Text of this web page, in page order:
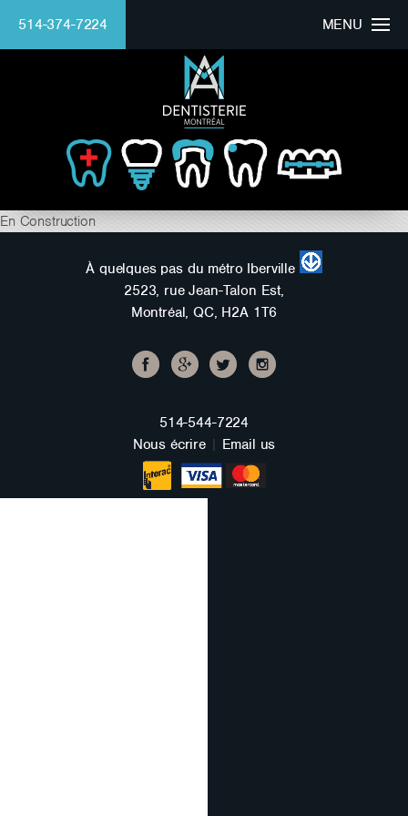
514-374-7224 MENU
En Construction
À quelques pas du métro Iberville
2523, rue Jean-Talon Est,
Montréal, QC, H2A 1T6
514-544-7224
Nous écrire| Email us
CLINIQUE
DOCTEUR
BEAU SOURIRE
SERVICES
FINANCEMENT
Mounaim Azmi